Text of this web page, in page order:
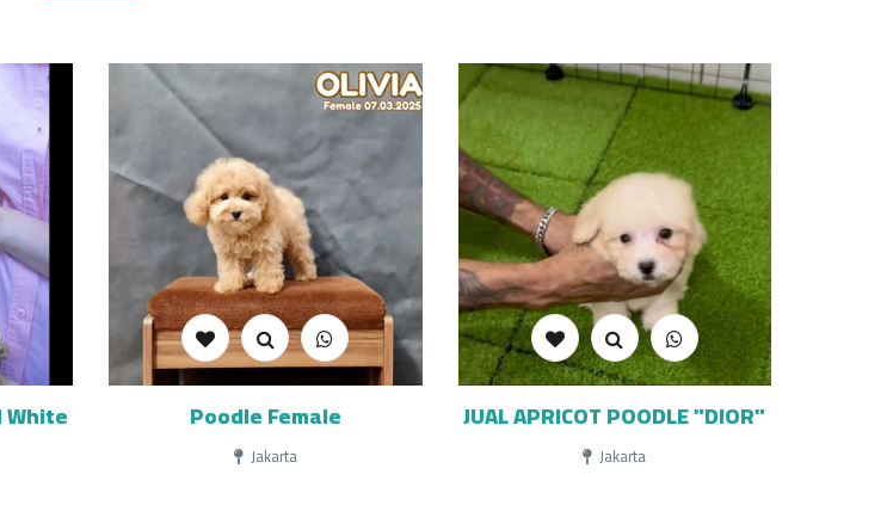
White Poodle Female
Jakarta
JUAL APRICOT POODLE "DIOR"
Jakarta